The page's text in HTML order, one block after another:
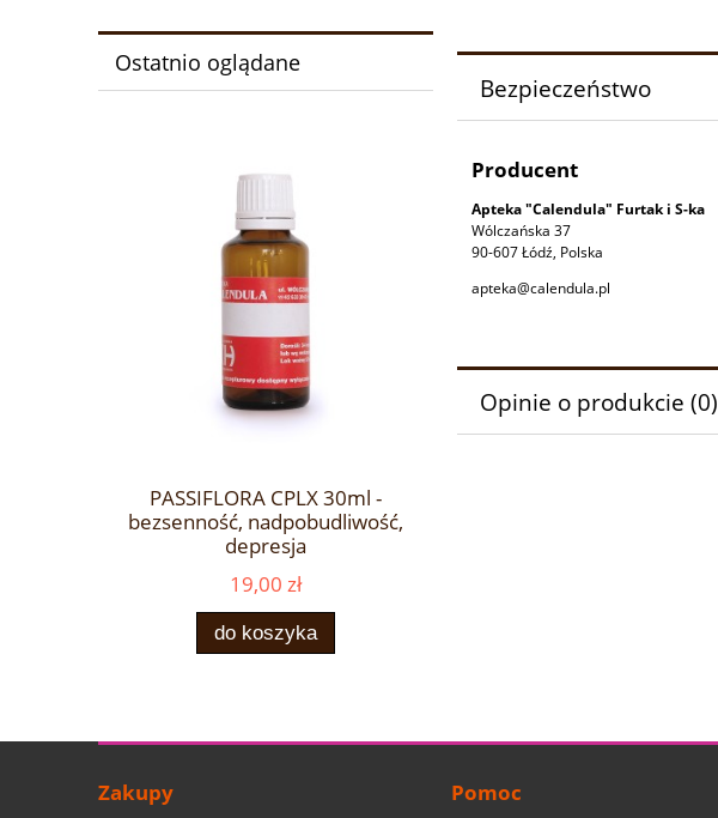
Ostatnio oglądane
PASSIFLORA CPLX 30ml -
bezsenność, nadpobudliwość,
depresja
19,00 zł
do koszyka
Bezpieczeństwo
Producent
Apteka "Calendula" Furtak i S-ka
Wólczańska 37
90-607 Łódź, Polska
apteka@calendula.pl
Opinie o produkcie (0)
Zakupy Pomoc